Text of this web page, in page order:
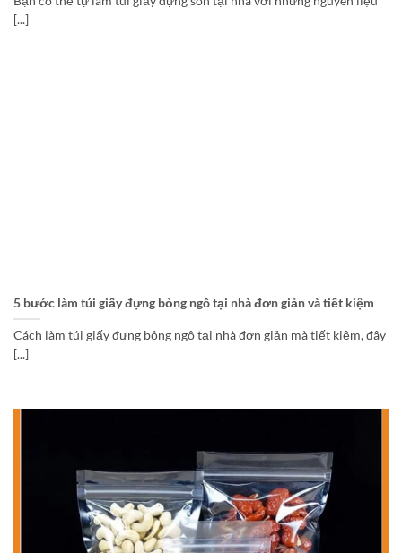
[...]
5 bước làm túi giấy đựng bỏng ngô tại nhà đơn giản và tiết kiệm
Cách làm túi giấy đựng bỏng ngô tại nhà đơn giản mà tiết kiệm, đây
[...]